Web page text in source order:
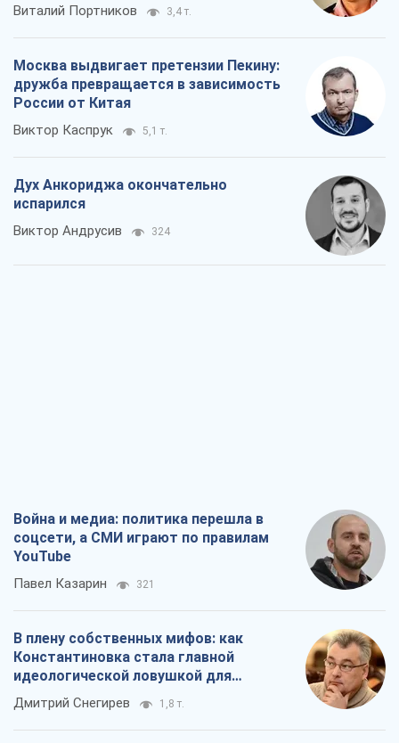
Виталий Портников 3,4 т.
Москва выдвигает претензии Пекину:
дружба превращается в зависимость
России от Китая
Виктор Каспрук 5,1 т.
Дух Анкориджа окончательно
испарился
Виктор Андрусив 324
Война и медиа: политика перешла в
соцсети, а СМИ играют по правилам
YouTube
Павел Казарин 321
В плену собственных мифов: как
Константиновка стала главной
идеологической ловушкой для
российских оккупантов
Дмитрий Снегирев 1,8 т.